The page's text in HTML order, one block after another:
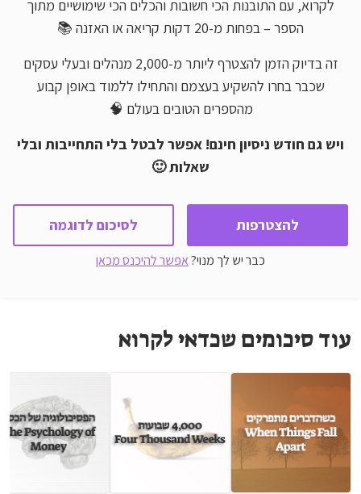
לקרוא, עם התובנות הכי חשובות והכלים הכי שימושיים מתוך
הספר – בפחות מ-20 דקות קריאה או האזנה 📚
זה בדיוק הזמן להצטרף ליותר מ-2,000 מנהלים ובעלי עסקים
שכבר בחרו להשקיע בעצמם והתחילו ללמוד באופן קבוע
מהספרים הטובים בעולם 🧠
ויש גם חודש ניסיון חינם! אפשר לבטל בלי התחייבות ובלי
שאלות 🙂
להצטרפות לסיכום לדוגמה
כבר יש לך מנוי?אפשר להיכנס מכאן
עוד סיכומים שכדאי לקרוא